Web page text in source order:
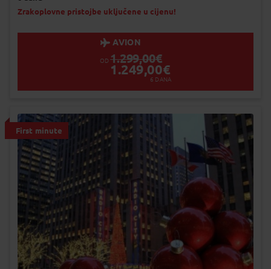
Popunjeno
Zrakoplovne pristojbe uključene u cijenu!
AVION
OD 1.299,00€
1.249,00€
6 DANA
First minute